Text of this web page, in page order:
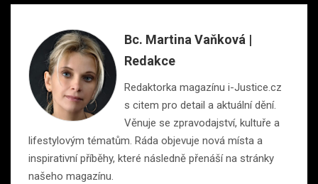
Bc. Martina Vaňková |
Redakce
Redaktorka magazínu i-Justice.cz
s citem pro detail a aktuální dění.
Věnuje se zpravodajství, kultuře a
lifestylovým tématům. Ráda objevuje nová místa a
inspirativní příběhy, které následně přenáší na stránky
našeho magazínu.